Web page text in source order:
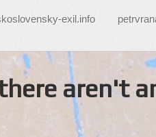
exil.info
aren't